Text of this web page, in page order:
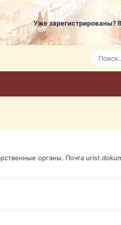
Уже зарегистрированы?
даже ребенок. Быстрое
органы. Почта